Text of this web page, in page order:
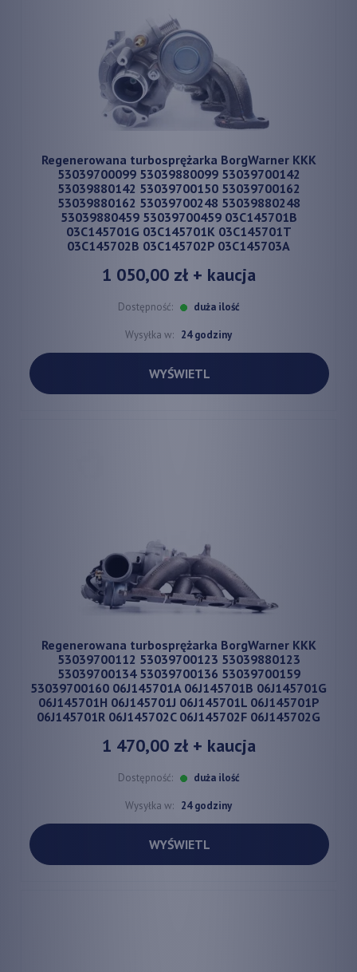
Regenerowana turbosprężarka BorgWarner KKK
53039700099 53039880099 53039700142
53039880142 53039700150 53039700162
53039880162 53039700248 53039880248
53039880459 53039700459 03C145701B
03C145701G 03C145701K 03C145701T
03C145702B 03C145702P 03C145703A
1 050,00 zł+ kaucja
Dostępność: duża ilość
Wysyłka w: 24 godziny
WYŚWIETL
Regenerowana turbosprężarka BorgWarner KKK
53039700112 53039700123 53039880123
53039700134 53039700136 53039700159
53039700160 06J145701A 06J145701B 06J145701G
06J145701H 06J145701J 06J145701L 06J145701P
06J145701R 06J145702C 06J145702F 06J145702G
1 470,00 zł+ kaucja
Dostępność: duża ilość
Wysyłka w: 24 godziny
WYŚWIETL